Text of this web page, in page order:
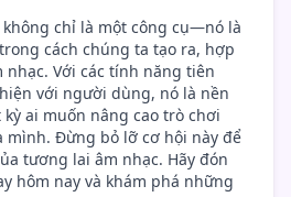
không chỉ là một công cụ—nó là
cách chúng ta tạo ra, hợp
Với các tính năng tiên
với người dùng, nó là nền
ai muốn nâng cao trò chơi
mình. Đừng bỏ lỡ cơ hội này để
tương lai âm nhạc. Hãy đón
hôm nay và khám phá những